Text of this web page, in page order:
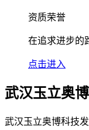
资质荣誉
在追求进步的
点击进入
武汉玉立奥
武汉玉立奥博科技